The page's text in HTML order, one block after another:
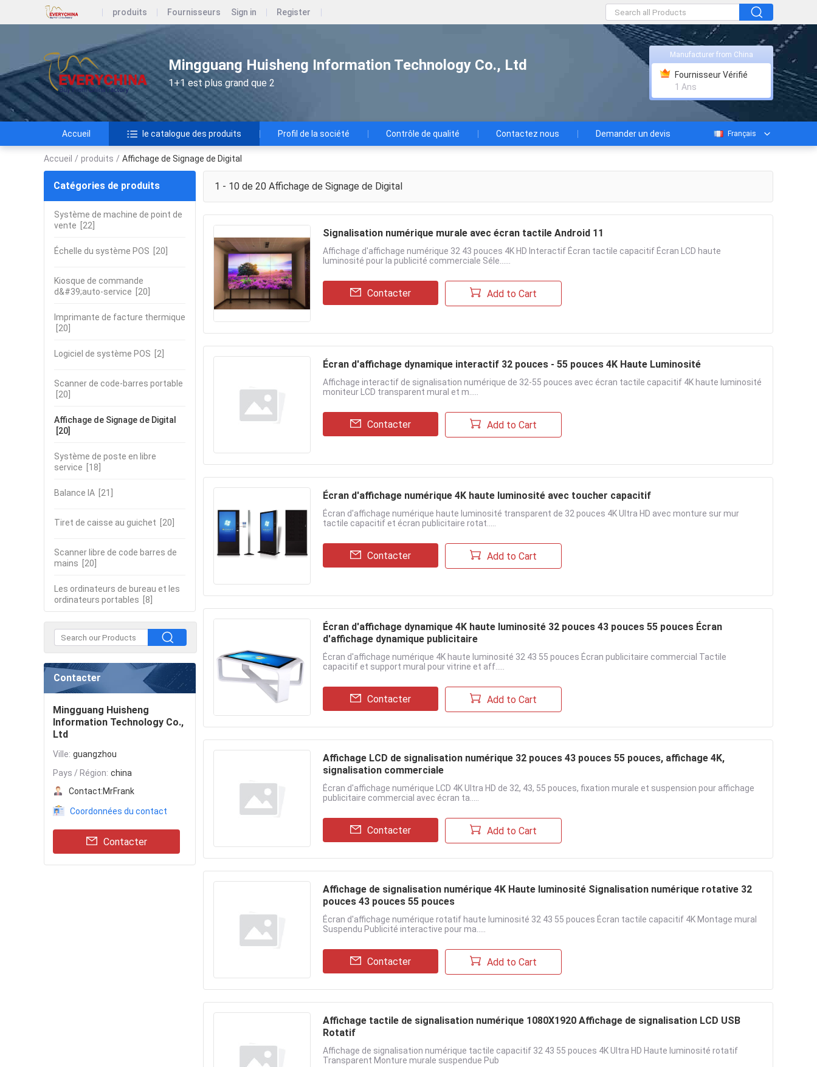
produits Fournisseurs Sign in Register
Mingguang Huisheng Information Technology Co., Ltd
1+1 est plus grand que 2
Manufacturer from China
Fournisseur Vérifié
1 Ans
Accueil le catalogue des produits Profil de la société Contrôle de qualité Contactez nous Demander un devis Français
Accueil / produits / Affichage de Signage de Digital
Catégories de produits
Système de machine de point de
vente [22]
Échelle du système POS [20]
Kiosque de commande
d&#39;auto-service [20]
Imprimante de facture thermique
[20]
Logiciel de système POS [2]
Scanner de code-barres portable
[20]
Affichage de Signage de Digital
[20]
Système de poste en libre
service [18]
Balance IA [21]
Tiret de caisse au guichet [20]
Scanner libre de code barres de
mains [20]
Les ordinateurs de bureau et les
ordinateurs portables [8]
Contacter
Mingguang Huisheng
Information Technology Co.,
Ltd
Ville: guangzhou
Pays / Région: china
Contact:MrFrank
Coordonnées du contact
Contacter
1 - 10 de 20 Affichage de Signage de Digital
Signalisation numérique murale avec écran tactile Android 11
Affichage d'affichage numérique 32 43 pouces 4K HD Interactif Écran tactile capacitif Écran LCD haute
luminosité pour la publicité commerciale Séle......
Contacter Add to Cart
Écran d'affichage dynamique interactif 32 pouces - 55 pouces 4K Haute Luminosité
Affichage interactif de signalisation numérique de 32-55 pouces avec écran tactile capacitif 4K haute luminosité
moniteur LCD transparent mural et m.....
Contacter Add to Cart
Écran d'affichage numérique 4K haute luminosité avec toucher capacitif
Écran d'affichage numérique haute luminosité transparent de 32 pouces 4K Ultra HD avec monture sur mur
tactile capacitif et écran publicitaire rotat.....
Contacter Add to Cart
Écran d'affichage dynamique 4K haute luminosité 32 pouces 43 pouces 55 pouces Écran
d'affichage dynamique publicitaire
Écran d'affichage numérique 4K haute luminosité 32 43 55 pouces Écran publicitaire commercial Tactile
capacitif et support mural pour vitrine et aff.....
Contacter Add to Cart
Affichage LCD de signalisation numérique 32 pouces 43 pouces 55 pouces, affichage 4K,
signalisation commerciale
Écran d'affichage numérique LCD 4K Ultra HD de 32, 43, 55 pouces, fixation murale et suspension pour affichage
publicitaire commercial avec écran ta.....
Contacter Add to Cart
Affichage de signalisation numérique 4K Haute luminosité Signalisation numérique rotative 32
pouces 43 pouces 55 pouces
Écran d'affichage numérique rotatif haute luminosité 32 43 55 pouces Écran tactile capacitif 4K Montage mural
Suspendu Publicité interactive pour ma.....
Contacter Add to Cart
Affichage tactile de signalisation numérique 1080X1920 Affichage de signalisation LCD USB
Rotatif
Affichage de signalisation numérique tactile capacitif 32 43 55 pouces 4K Ultra HD Haute luminosité rotatif
Transparent Monture murale suspendue Pub